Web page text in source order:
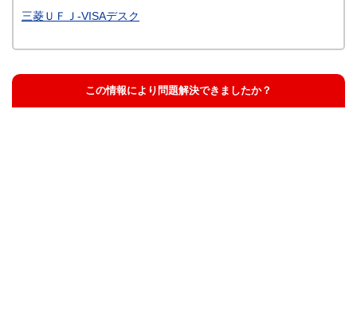
三菱ＵＦＪ-VISAデスク
この情報により問題解決できましたか？